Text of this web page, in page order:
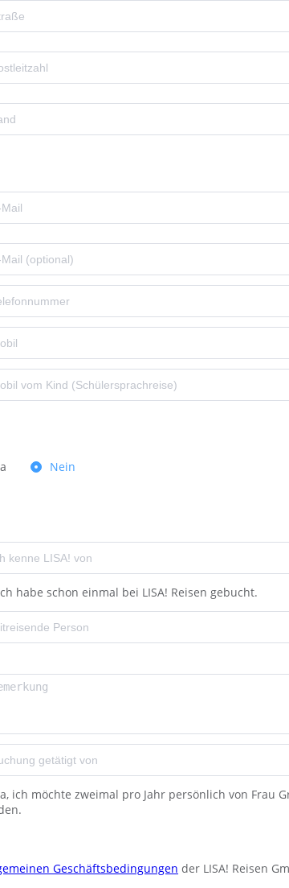
Nein
habe schon einmal bei LISA! Reisen gebucht.
ich möchte zweimal pro Jahr persönlich von
Geschäftsbedingungen der LISA! Reisen